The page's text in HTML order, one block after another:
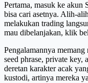
Pertama, masuk ke akun
bisa cari asetnya. Alih-
melakukan trading
mau dibelanjakan, klik
Pengalamannya
seed phrase, private key,
deretan karakter acak
kustodi, artinya mereka